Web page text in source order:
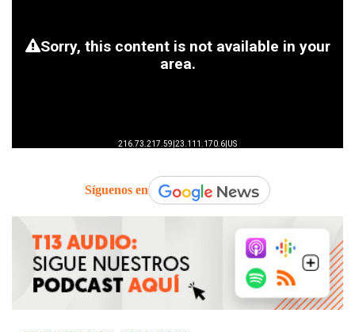
Síguenos en